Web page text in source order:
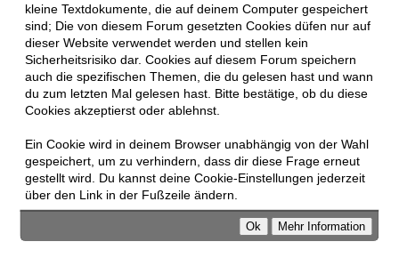
kleine Textdokumente, die auf deinem Computer gespeichert
sind; Die von diesem Forum gesetzten Cookies düfen nur auf
dieser Website verwendet werden und stellen kein
Sicherheitsrisiko dar. Cookies auf diesem Forum speichern
auch die spezifischen Themen, die du gelesen hast und wann
du zum letzten Mal gelesen hast. Bitte bestätige, ob du diese
Cookies akzeptierst oder ablehnst.
Ein Cookie wird in deinem Browser unabhängig von der Wahl
gespeichert, um zu verhindern, dass dir diese Frage erneut
gestellt wird. Du kannst deine Cookie-Einstellungen jederzeit
über den Link in der Fußzeile ändern.